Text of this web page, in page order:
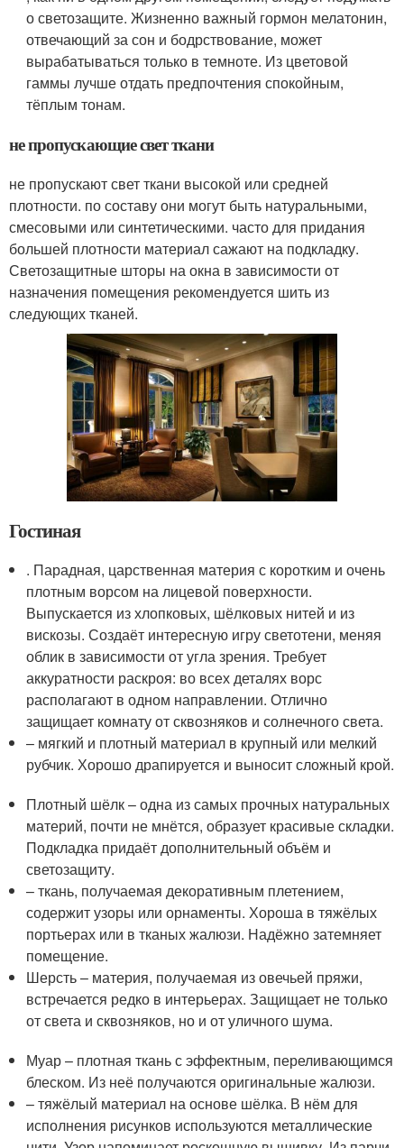
о светозащите. Жизненно важный гормон мелатонин,
отвечающий за сон и бодрствование, может
вырабатываться только в темноте. Из цветовой
гаммы лучше отдать предпочтения спокойным,
тёплым тонам.
не пропускающие свет ткани
не пропускают свет ткани высокой или средней
плотности. по составу они могут быть натуральными,
смесовыми или синтетическими. часто для придания
большей плотности материал сажают на подкладку.
Светозащитные шторы на окна в зависимости от
назначения помещения рекомендуется шить из
следующих тканей.
Гостиная
. Парадная, царственная материя с коротким и очень
плотным ворсом на лицевой поверхности.
Выпускается из хлопковых, шёлковых нитей и из
вискозы. Создаёт интересную игру светотени, меняя
облик в зависимости от угла зрения. Требует
аккуратности раскроя: во всех деталях ворс
располагают в одном направлении. Отлично
защищает комнату от сквозняков и солнечного света.
– мягкий и плотный материал в крупный или мелкий
рубчик. Хорошо драпируется и выносит сложный крой.
Плотный шёлк – одна из самых прочных натуральных
материй, почти не мнётся, образует красивые складки.
Подкладка придаёт дополнительный объём и
светозащиту.
– ткань, получаемая декоративным плетением,
содержит узоры или орнаменты. Хороша в тяжёлых
портьерах или в тканых жалюзи. Надёжно затемняет
помещение.
Шерсть – материя, получаемая из овечьей пряжи,
встречается редко в интерьерах. Защищает не только
от света и сквозняков, но и от уличного шума.
Муар – плотная ткань с эффектным, переливающимся
блеском. Из неё получаются оригинальные жалюзи.
– тяжёлый материал на основе шёлка. В нём для
исполнения рисунков используются металлические